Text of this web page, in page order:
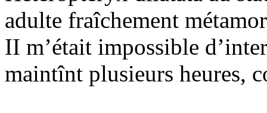
adulte fraîchement
II m’était impossible
maintînt plusieurs heures,